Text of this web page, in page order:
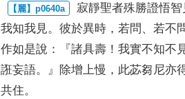
寂靜聖者殊勝證悟
我知我見。彼於異時 ，若問 、若不
作如是說 ：『諸具壽 ！我實不知不
誑妄語。』 除增上慢 ， 此苾芻尼亦
共住。